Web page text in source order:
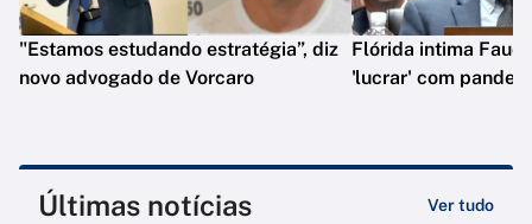
"Estamos estudando estratégia”, diz
novo advogado de Vorcaro
Flórida intima
'lucrar' com
Últimas notícias Ver tudo